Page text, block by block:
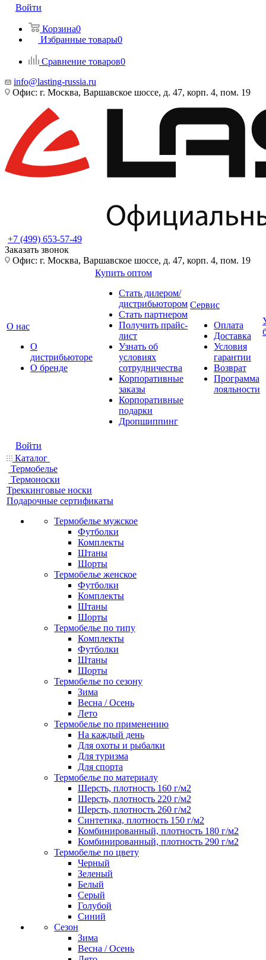
Войти
Корзина0
Избранные товары0
Сравнение товаров0
info@lasting-russia.ru
Офис: г. Москва, Варшавское шоссе, д. 47, корп. 4, пом. 19
+7 (499) 653-57-49
Заказать звонок
Офис: г. Москва, Варшавское шоссе, д. 47, корп. 4, пом. 19
О нас
О
дистрибьюторе
О бренде
Купить оптом
Стать дилером/
дистрибьютором
Стать партнером
Получить прайс-
лист
Узнать об
условиях
сотрудничества
Корпоративные
заказы
Корпоративные
подарки
Дропшиппинг
Сервис
Оплата
Доставка
Условия
гарантии
Возврат
Программа
лояльности
Войти
Каталог
Термобелье
Термоноски
Треккинговые носки
Подарочные сертификаты
Термобелье мужское
Футболки
Комплекты
Штаны
Шорты
Термобелье женское
Футболки
Комплекты
Штаны
Шорты
Термобелье по типу
Комплекты
Футболки
Штаны
Шорты
Термобелье по сезону
Зима
Весна / Осень
Лето
Термобелье по применению
На каждый день
Для охоты и рыбалки
Для туризма
Для спорта
Термобелье по материалу
Шерсть, плотность 160 г/м2
Шерсть, плотность 220 г/м2
Шерсть, плотность 260 г/м2
Синтетика, плотность 150 г/м2
Комбинированный, плотность 180 г/м2
Комбинированный, плотность 290 г/м2
Термобелье по цвету
Черный
Зеленый
Белый
Серый
Голубой
Синий
Сезон
Зима
Весна / Осень